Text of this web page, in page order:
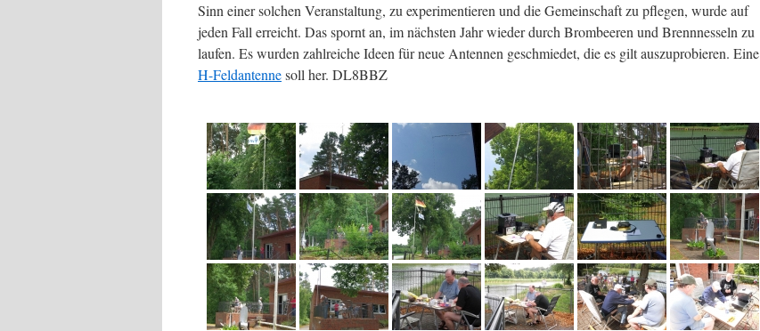
Sinn einer solchen Veranstaltung, zu experimentieren und die Gemeinschaft zu pflegen, wurde auf
jeden Fall erreicht. Das spornt an, im nächsten Jahr wieder durch Brombeeren und Brennnesseln zu
laufen. Es wurden zahlreiche Ideen für neue Antennen geschmiedet, die es gilt auszuprobieren. Eine
H-Feldantennesoll her. DL8BBZ